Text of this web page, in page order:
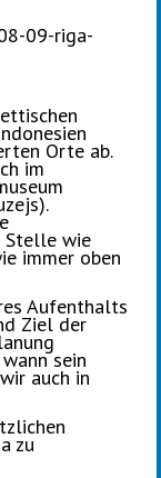
09-riga-
Orte ab.
im
Stelle wie
immer oben
Aufenthalts
Ziel der
sein
auch in
zu